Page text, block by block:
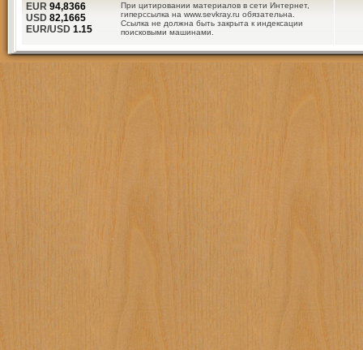
При цитировании материалов в сети Интернет,
гиперссылка на www.sevkray.ru обязательна.
Ссылка не должна быть закрыта к индексации
поисковыми машинами.
EUR 94,8366
USD 82,1665
EUR/USD 1.15